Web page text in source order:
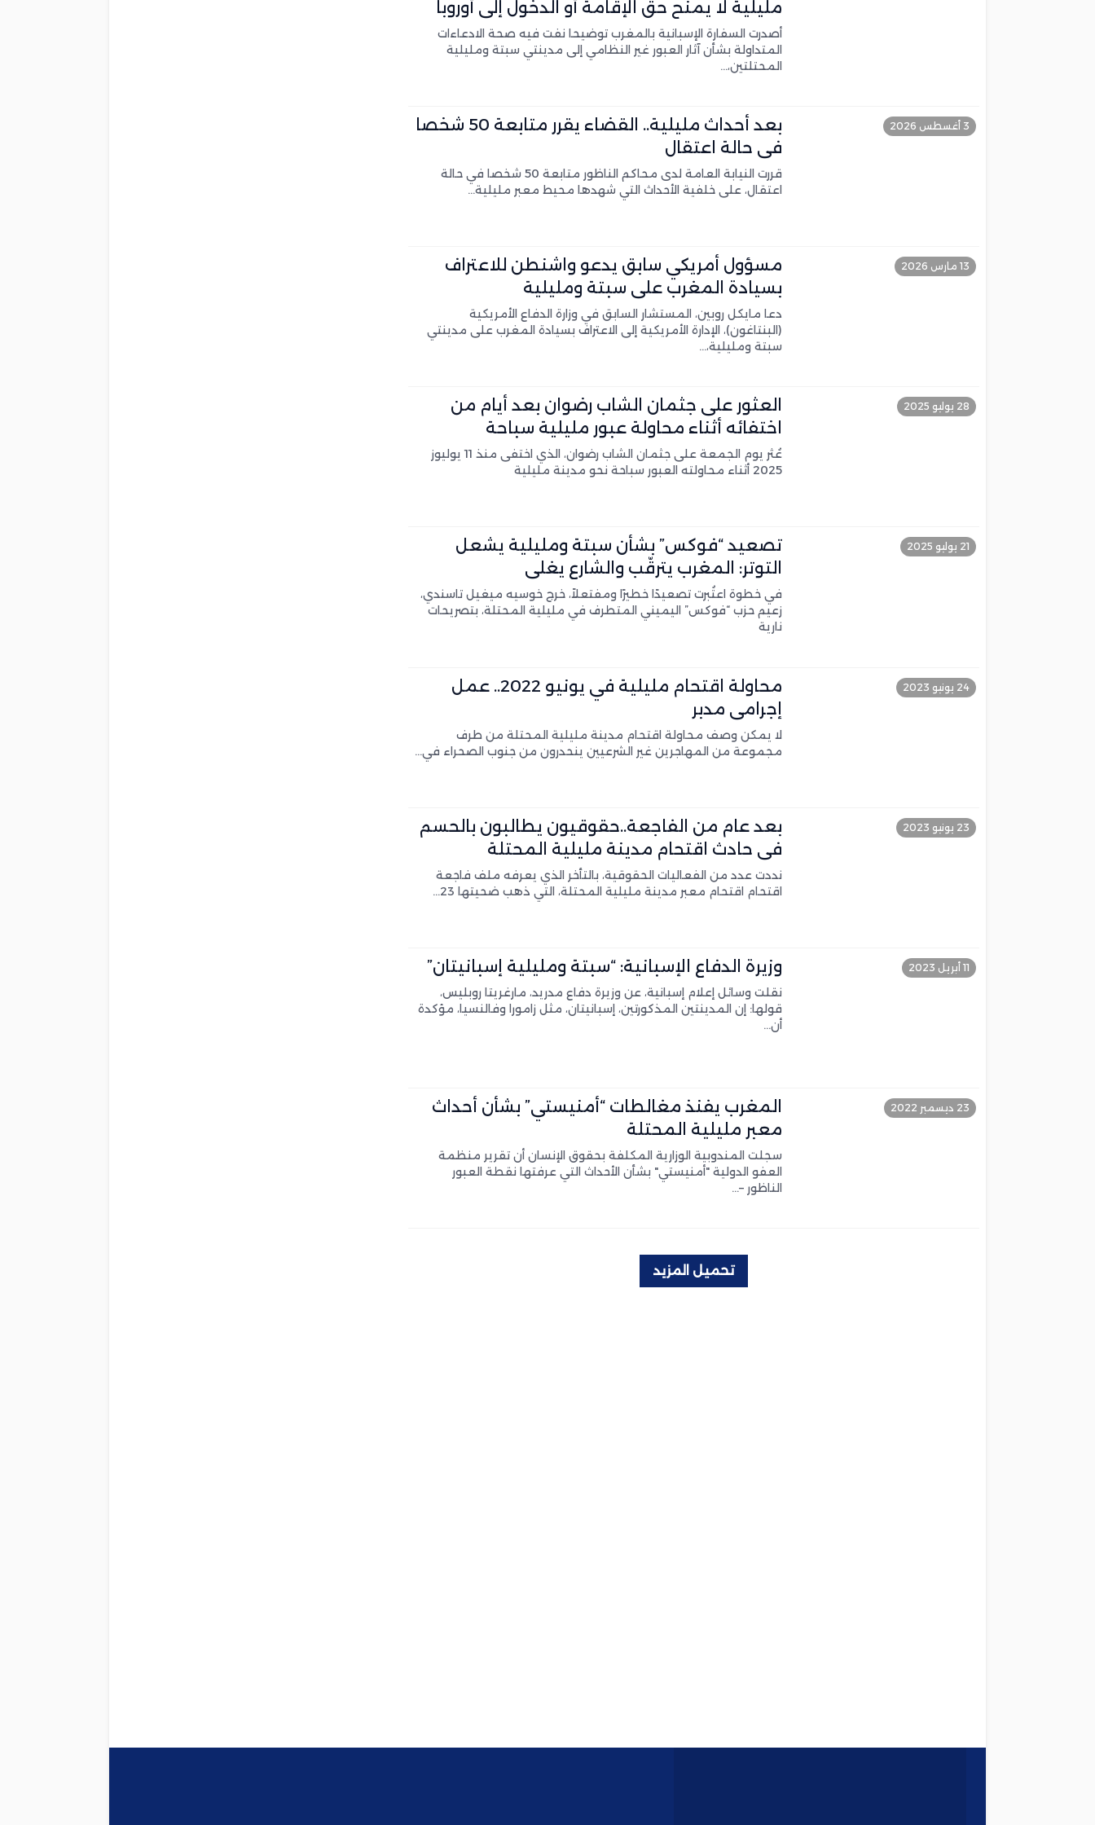
مليلية لا يمنح حق الإقامة أو الدخول إلى أوروبا
أصدرت السفارة الإسبانية بالمغرب توضيحا نفت فيه صحة الادعاءات
المتداولة بشأن آثار العبور غير النظامي إلى مدينتي سبتة ومليلية
المحتلتين،…
3 أغسطس 2026
بعد أحداث مليلية.. القضاء يقرر متابعة 50 شخصا
في حالة اعتقال
قررت النيابة العامة لدى محاكم الناظور متابعة 50 شخصا في حالة
اعتقال، على خلفية الأحداث التي شهدها محيط معبر مليلية…
13 مارس 2026
مسؤول أمريكي سابق يدعو واشنطن للاعتراف
بسيادة المغرب على سبتة ومليلية
دعا مايكل روبين، المستشار السابق في وزارة الدفاع الأمريكية
(البنتاغون)، الإدارة الأمريكية إلى الاعتراف بسيادة المغرب على مدينتي
سبتة ومليلية،…
28 يوليو 2025
العثور على جثمان الشاب رضوان بعد أيام من
اختفائه أثناء محاولة عبور مليلية سباحة
عُثر يوم الجمعة على جثمان الشاب رضوان، الذي اختفى منذ 11 يوليوز
2025 أثناء محاولته العبور سباحة نحو مدينة مليلية
21 يوليو 2025
تصعيد “فوكس” بشأن سبتة ومليلية يشعل
التوتر: المغرب يترقّب والشارع يغلي
في خطوة اعتُبرت تصعيدًا خطيرًا ومفتعلاً، خرج خوسيه ميغيل تاسندي،
زعيم حزب “فوكس” اليميني المتطرف في مليلية المحتلة، بتصريحات
نارية
24 يونيو 2023
محاولة اقتحام مليلية في يونيو 2022.. عمل
إجرامي مدبر
لا يمكن وصف محاولة اقتحام مدينة مليلية المحتلة من طرف
مجموعة من المهاجرين غير الشرعيين ينحدرون من جنوب الصحراء في…
23 يونيو 2023
بعد عام من الفاجعة..حقوقيون يطالبون بالحسم
في حادث اقتحام مدينة مليلية المحتلة
نددت عدد من الفعاليات الحقوقية، بالتأخر الذي يعرفه ملف فاجعة
اقتحام اقتحام معبر مدينة مليلية المحتلة، التي ذهب ضحيتها 23…
11 أبريل 2023 وزيرة الدفاع الإسبانية: “سبتة ومليلية إسبانيتان”
نقلت وسائل إعلام إسبانية، عن وزيرة دفاع مدريد، مارغريتا روبليس،
قولها: إن المدينتين المذكورتين، إسبانيتان، مثل زامورا وفالنسيا، مؤكدة
أن…
23 ديسمبر 2022
المغرب يفنذ مغالطات “أمنيستي” بشأن أحداث
معبر مليلية المحتلة
سجلت المندوبية الوزارية المكلفة بحقوق الإنسان أن تقرير منظمة
العفو الدولية "أمنيستي" بشأن الأحداث التي عرفتها نقطة العبور
الناظور –…
تحميل المزيد